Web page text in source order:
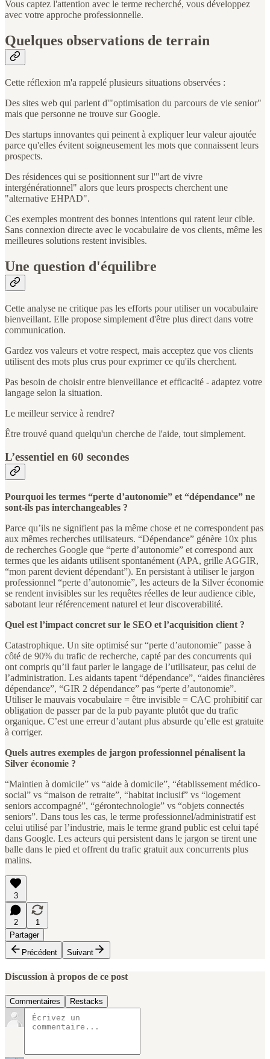
Vous captez l'attention avec le terme recherché, vous développez
avec votre approche professionnelle.
Quelques observations de terrain
Cette réflexion m'a rappelé plusieurs situations observées :
Des sites web qui parlent d'"optimisation du parcours de vie senior"
mais que personne ne trouve sur Google.
Des startups innovantes qui peinent à expliquer leur valeur ajoutée
parce qu'elles évitent soigneusement les mots que connaissent leurs
prospects.
Des résidences qui se positionnent sur l'"art de vivre
intergénérationnel" alors que leurs prospects cherchent une
"alternative EHPAD".
Ces exemples montrent des bonnes intentions qui ratent leur cible.
Sans connexion directe avec le vocabulaire de vos clients, même les
meilleures solutions restent invisibles.
Une question d'équilibre
Cette analyse ne critique pas les efforts pour utiliser un vocabulaire
bienveillant. Elle propose simplement d'être plus direct dans votre
communication.
Gardez vos valeurs et votre respect, mais acceptez que vos clients
utilisent des mots plus crus pour exprimer ce qu'ils cherchent.
Pas besoin de choisir entre bienveillance et efficacité - adaptez votre
langage selon la situation.
Le meilleur service à rendre?
Être trouvé quand quelqu'un cherche de l'aide, tout simplement.
L’essentiel en 60 secondes
Pourquoi les termes “perte d’autonomie” et “dépendance” ne
sont-ils pas interchangeables ?
Parce qu’ils ne signifient pas la même chose et ne correspondent pas
aux mêmes recherches utilisateurs. “Dépendance” génère 10x plus
de recherches Google que “perte d’autonomie” et correspond aux
termes que les aidants utilisent spontanément (APA, grille AGGIR,
“mon parent devient dépendant”). En persistant à utiliser le jargon
professionnel “perte d’autonomie”, les acteurs de la Silver économie
se rendent invisibles sur les requêtes réelles de leur audience cible,
sabotant leur référencement naturel et leur discoverabilité.
Quel est l’impact concret sur le SEO et l’acquisition client ?
Catastrophique. Un site optimisé sur “perte d’autonomie” passe à
côté de 90% du trafic de recherche, capté par des concurrents qui
ont compris qu’il faut parler le langage de l’utilisateur, pas celui de
l’administration. Les aidants tapent “dépendance”, “aides financières
dépendance”, “GIR 2 dépendance” pas “perte d’autonomie”.
Utiliser le mauvais vocabulaire = être invisible = CAC prohibitif car
obligation de passer par de la pub payante plutôt que du trafic
organique. C’est une erreur d’autant plus absurde qu’elle est gratuite
à corriger.
Quels autres exemples de jargon professionnel pénalisent la
Silver économie ?
“Maintien à domicile” vs “aide à domicile”, “établissement médico-
social” vs “maison de retraite”, “habitat inclusif” vs “logement
seniors accompagné”, “gérontechnologie” vs “objets connectés
seniors”. Dans tous les cas, le terme professionnel/administratif est
celui utilisé par l’industrie, mais le terme grand public est celui tapé
dans Google. Les acteurs qui persistent dans le jargon se tirent une
balle dans le pied et offrent du trafic gratuit aux concurrents plus
malins.
3
2
1
Partager
Précédent
Suivant
Discussion à propos de ce post
Commentaires Restacks